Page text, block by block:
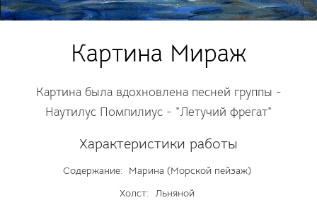
Картина Мираж
Картина была вдохновлена песней группы -
Наутилус Помпилиус - "Летучий фрегат"
Характеристики работы
Содержание:
Марина (Морской пейзаж)
Холст: Льняной